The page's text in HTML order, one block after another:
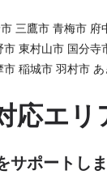
三鷹市 青梅市 府
東村山市 国分寺
稲城市 羽村市
応エリ
ポートしま